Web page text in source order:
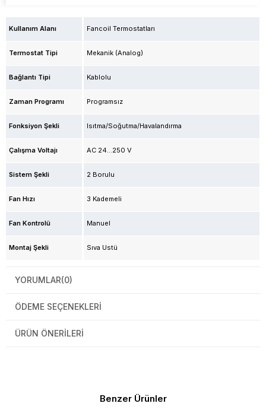
Kullanım Alanı Fancoil Termostatları
Termostat Tipi Mekanik (Analog)
Bağlantı Tipi Kablolu
Zaman Programı Programsız
Fonksiyon Şekli Isıtma/Soğutma/Havalandırma
Çalışma Voltajı AC 24...250 V
Sistem Şekli 2 Borulu
Fan Hızı 3 Kademeli
Fan Kontrolü Manuel
Montaj Şekli Sıva Üstü
YORUMLAR(0)
ÖDEME SEÇENEKLERI
ÜRÜN ÖNERILERI
Benzer Ürünler